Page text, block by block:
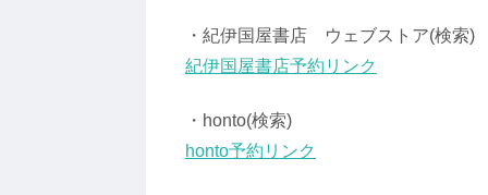
・紀伊国屋書店 ウェブストア(検索)
紀伊国屋書店予約リンク
・honto(検索)
honto予約リンク